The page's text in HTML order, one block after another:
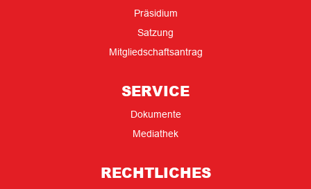
Präsidium
Satzung
Mitgliedschaftsantrag
SERVICE
Dokumente
Mediathek
RECHTLICHES